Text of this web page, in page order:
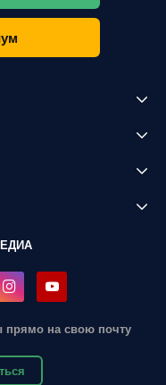
прямо на свою почту